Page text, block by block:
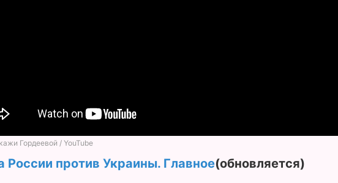
России против Украины. Главное(обновляется)